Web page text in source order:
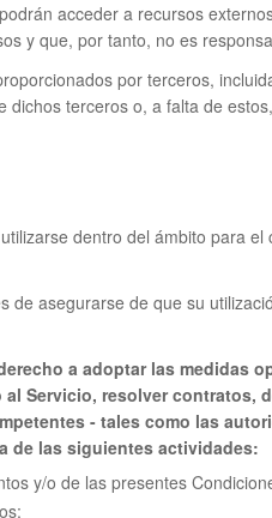
acceder a recursos
y que, por tanto, no es
por terceros,
terceros o, a falta de
dentro del ámbito para
de asegurarse de que su
a adoptar las medidas
al Servicio, resolver
- tales como las
de las siguientes actividades:
y/o de las presentes